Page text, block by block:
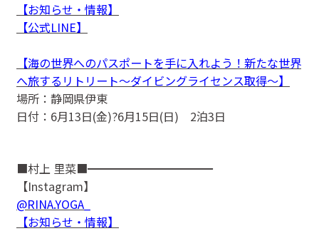
【お知らせ・情報】
【公式LINE】
【海の世界へのパスポートを手に入れよう！新たな世界
へ旅するリトリート〜ダイビングライセンス取得〜】
場所：静岡県伊東
日付：6月13日(金)?6月15日(日) 2泊3日
■村上 里菜■━━━━━━━━━━━
【Instagram】
@RINA.YOGA_
【お知らせ・情報】